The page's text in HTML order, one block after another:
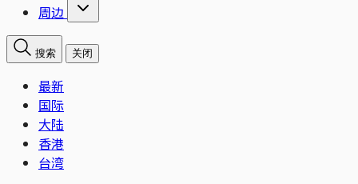
周边
搜索 关闭
最新
国际
大陆
香港
台湾